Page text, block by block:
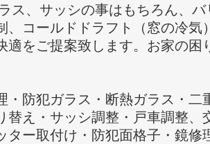
ス、サッシの事はもちろん、
、コールドドラフト（窓の冷気
適をご提案致します。お家の困
・防犯ガラス・断熱ガラス・二
替え・サッシ調整・戸車調整、
ター取付け・防犯面格子・鏡修